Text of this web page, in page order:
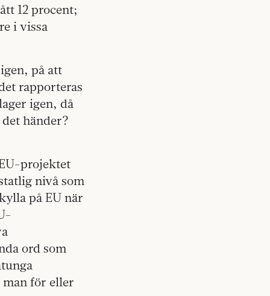
12 procent;
i vissa
på att
rapporteras
igen, då
händer?
projektet
nivå som
på EU när
ord som
för eller